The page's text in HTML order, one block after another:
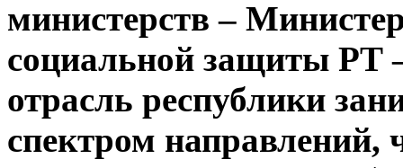
министерств –
социальной защиты РТ
отрасль республики
спектром направлений,